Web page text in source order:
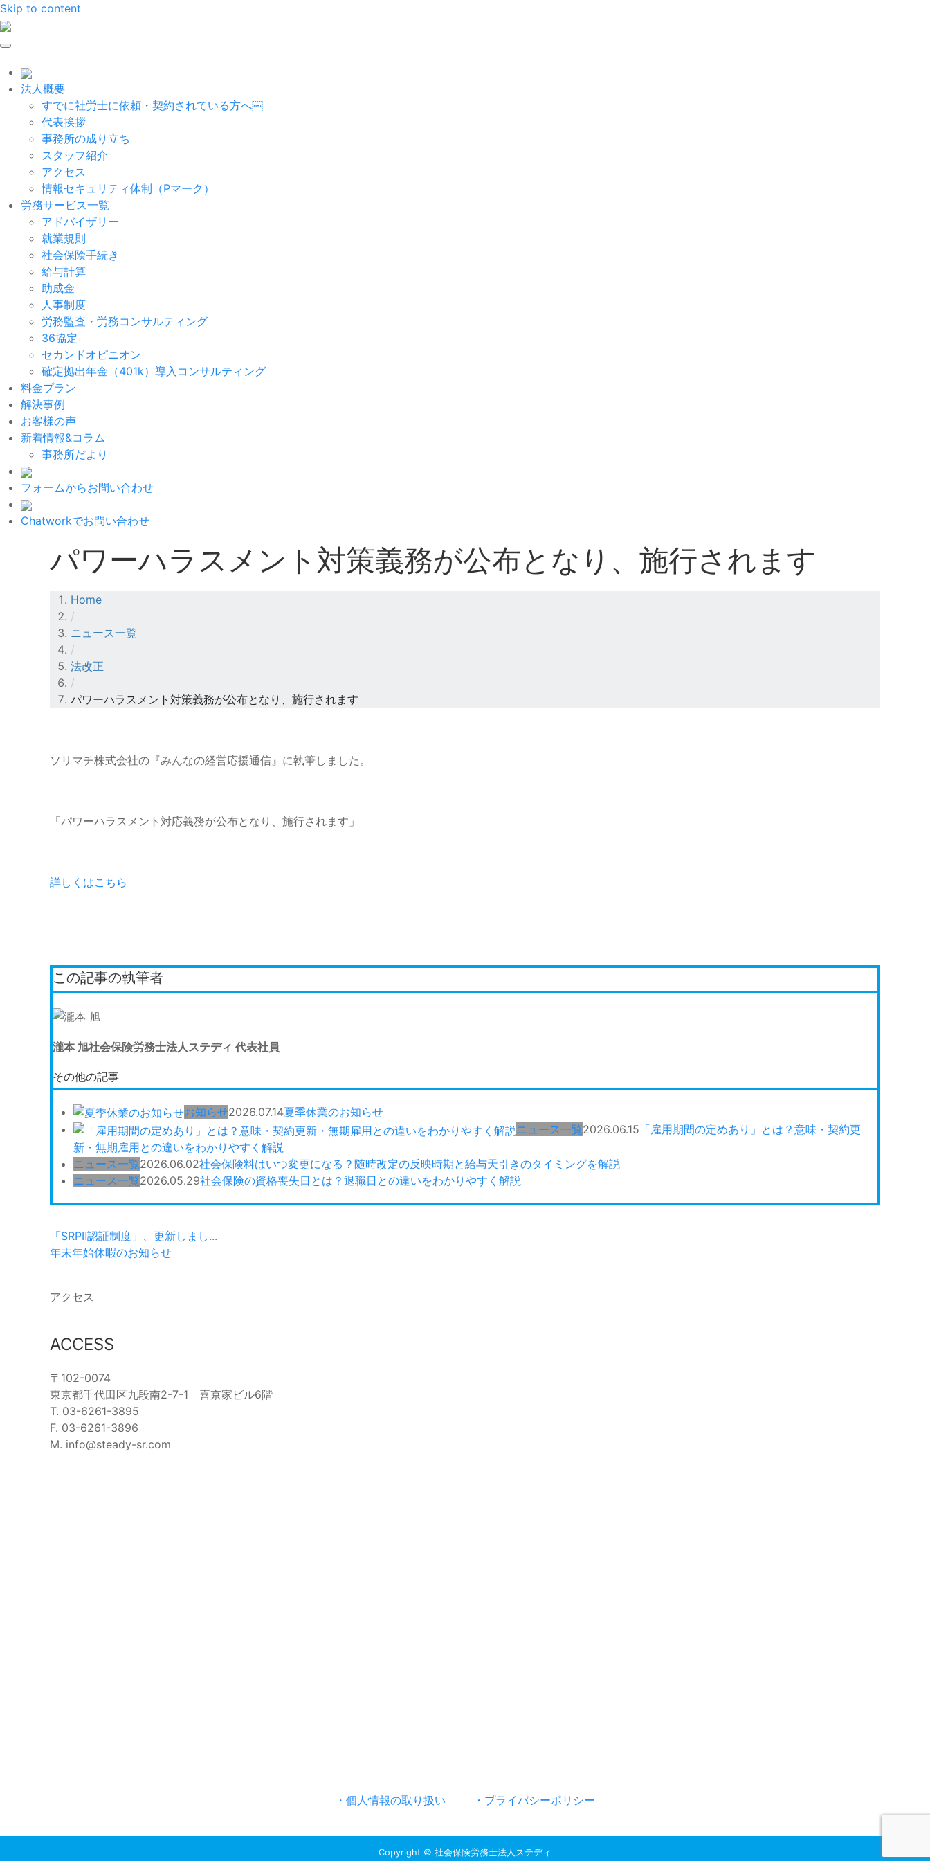
Skip to content
法人概要
すでに社労士に依頼・契約されている方へ￼
代表挨拶
事務所の成り立ち
スタッフ紹介
アクセス
情報セキュリティ体制（Pマーク）
労務サービス一覧
アドバイザリー
就業規則
社会保険手続き
給与計算
助成金
人事制度
労務監査・労務コンサルティング
36協定
セカンドオピニオン
確定拠出年金（401k）導入コンサルティング
料金プラン
解決事例
お客様の声
新着情報&コラム
事務所だより
フォームからお問い合わせ
Chatworkでお問い合わせ
パワーハラスメント対策義務が公布となり、施行されます
Home
/
ニュース一覧
/
法改正
/
パワーハラスメント対策義務が公布となり、施行されます
ソリマチ株式会社の『みんなの経営応援通信』に執筆しました。
「パワーハラスメント対応義務が公布となり、施行されます」
詳しくはこちら
この記事の執筆者
瀧本 旭社会保険労務士法人ステディ 代表社員
その他の記事
お知らせ2026.07.14夏季休業のお知らせ
ニュース一覧2026.06.15 「雇用期間の定めあり」とは？意味・契約更
新・無期雇用との違いをわかりやすく解説
ニュース一覧2026.06.02社会保険料はいつ変更になる？随時改定の反映時期と給与天引きのタイミングを解説
ニュース一覧2026.05.29社会保険の資格喪失日とは？退職日との違いをわかりやすく解説
「SRPⅡ認証制度」、更新しまし...
年末年始休暇のお知らせ
アクセス
ACCESS
〒102-0074
東京都千代田区九段南2-7-1 喜京家ビル6階
T. 03-6261-3895
F. 03-6261-3896
M. info@steady-sr.com
・個人情報の取り扱い ・プライバシーポリシー
Copyright © 社会保険労務士法人ステディ